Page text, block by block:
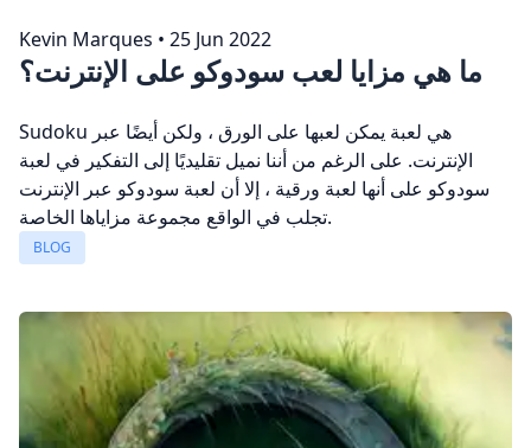
Kevin Marques • 25 Jun 2022
ما هي مزايا لعب سودوكو على الإنترنت؟
Sudoku هي لعبة يمكن لعبها على الورق ، ولكن أيضًا عبر
الإنترنت. على الرغم من أننا نميل تقليديًا إلى التفكير في لعبة
سودوكو على أنها لعبة ورقية ، إلا أن لعبة سودوكو عبر الإنترنت
تجلب في الواقع مجموعة مزاياها الخاصة.
BLOG